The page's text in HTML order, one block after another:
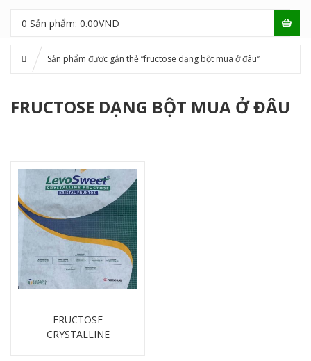
0 Sản phẩm: 0.00VND
Sản phẩm được gắn thẻ “fructose dạng bột mua ở đâu”
FRUCTOSE DẠNG BỘT MUA Ở ĐÂU
FRUCTOSE
CRYSTALLINE